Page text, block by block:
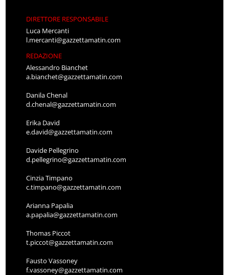
DIRETTORE RESPONSABILE
Luca Mercanti
l.mercanti@gazzettamatin.com
REDAZIONE
Alessandro Bianchet
a.bianchet@gazzettamatin.com
Danila Chenal
d.chenal@gazzettamatin.com
Erika David
e.david@gazzettamatin.com
Davide Pellegrino
d.pellegrino@gazzettamatin.com
Cinzia Timpano
c.timpano@gazzettamatin.com
Arianna Papalia
a.papalia@gazzettamatin.com
Thomas Piccot
t.piccot@gazzettamatin.com
Fausto Vassoney
f.vassoney@gazzettamatin.com